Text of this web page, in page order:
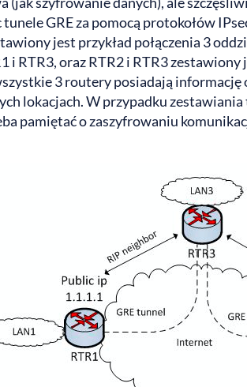
GRE za pomocą protokołów
jest przykład połączenia 3
i RTR3, oraz RTR2 i RTR3
3 routery posiadają informację
lokacjach. W przypadku
pamiętać o zaszyfrowaniu